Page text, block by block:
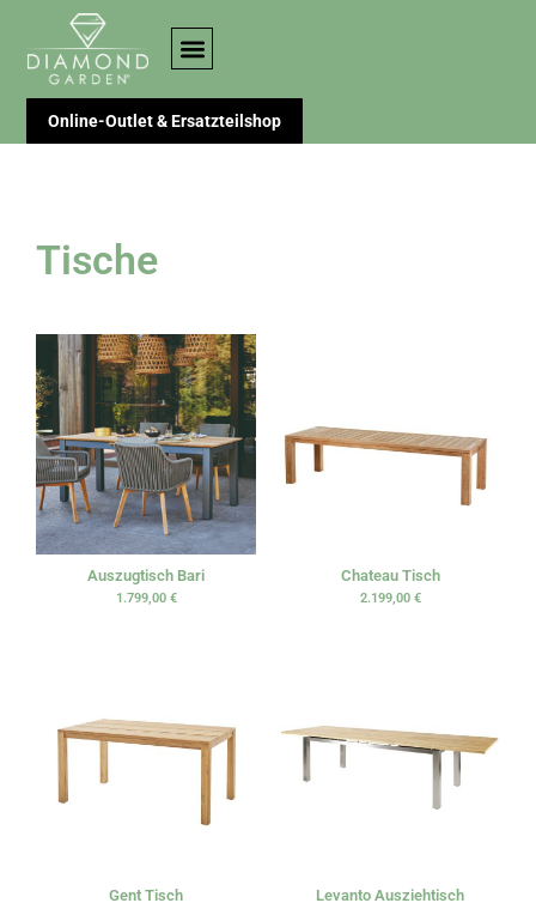
Online-Outlet & Ersatzteilshop
Tische
Auszugtisch Bari
1.799,00 €
Chateau Tisch
2.199,00 €
Gent Tisch Levanto Ausziehtisch